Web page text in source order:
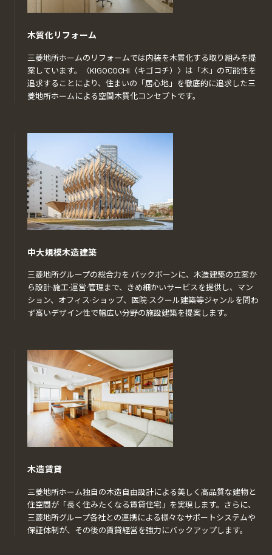
木質化リフォーム
三菱地所ホームのリフォームでは内装を木質化する取り組みを提
案しています。〈KIGOCOCHI（キゴコチ）〉は「木」の可能性を
追求することにより、住まいの「居心地」を徹底的に追求した三
菱地所ホームによる空間木質化コンセプトです。
中大規模木造建築
三菱地所グループの総合力を バックボーンに、木造建築の立案か
ら設計·施工·運営·管理まで、きめ細かいサービスを提供し、マン
ション、オフィス·ショップ、医院·スクール建築等ジャンルを問わ
ず高いデザイン性で幅広い分野の施設建築を提案します。
木造賃貸
三菱地所ホーム独自の木造自由設計による美しく高品質な建物と
住空間が「長く住みたくなる賃貸住宅」を実現します。さらに、
三菱地所グループ各社との連携による様々なサポートシステムや
保証体制が、その後の賃貸経営を強力にバックアップします。